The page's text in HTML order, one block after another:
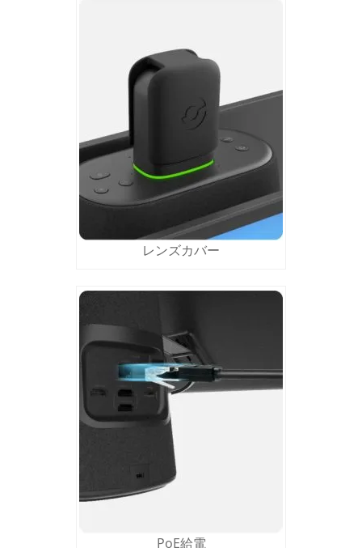
レンズカバー
PoE給電